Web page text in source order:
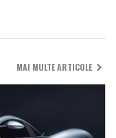
MAI MULTE ARTICOLE